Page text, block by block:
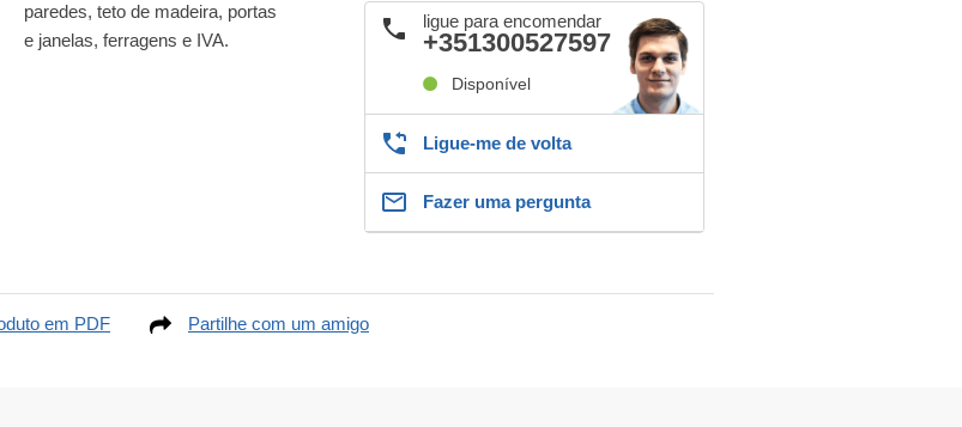
paredes, teto de madeira, portas
e janelas, ferragens e IVA.
ligue para encomendar
+351300527597
Disponível
Ligue-me de volta
Fazer uma pergunta
em PDF Partilhe com um amigo